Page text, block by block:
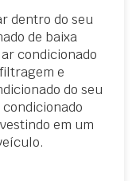
dentro do seu
de baixa
condicionado
e
do seu
em um